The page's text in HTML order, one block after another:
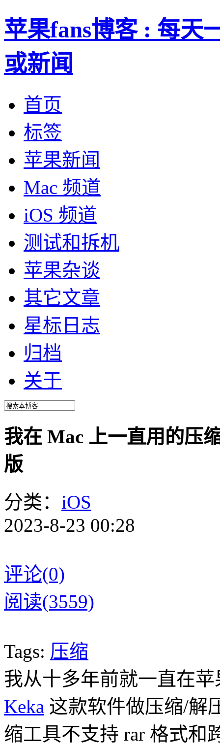
苹果fans博客 : 每天
或新闻
首页
标签
苹果新闻
Mac 频道
iOS 频道
测试和拆机
苹果杂谈
其它文章
星标日志
归档
关于
我在 Mac 上一直用的压
版
分类： iOS
2023-8-23 00:28
评论(0)
阅读(3559)
Tags: 压缩
我从十多年前就一直在苹
Keka 这款软件做压缩/解
缩工具不支持 rar 格式和